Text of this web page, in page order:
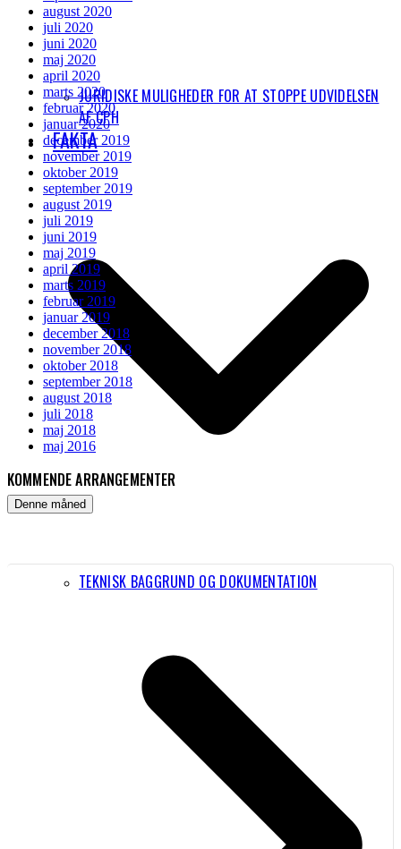
JURIDISKE MULIGHEDER FOR AT STOPPE UDVIDELSEN
AF CPH
FAKTA
TEKNISK BAGGRUND OG DOKUMENTATION
august 2020
juli 2020
juni 2020
maj 2020
april 2020
marts 2020
februar 2020
januar 2020
december 2019
november 2019
oktober 2019
september 2019
august 2019
juli 2019
juni 2019
maj 2019
april 2019
marts 2019
februar 2019
januar 2019
december 2018
november 2018
oktober 2018
september 2018
august 2018
juli 2018
maj 2018
maj 2016
KOMMENDE ARRANGEMENTER
Denne måned